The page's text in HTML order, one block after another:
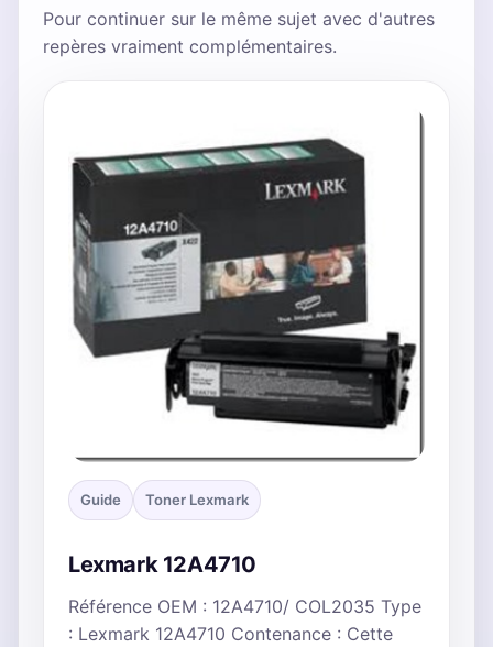
Pour continuer sur le même sujet avec d'autres
repères vraiment complémentaires.
Guide Toner Lexmark
Lexmark 12A4710
Référence OEM : 12A4710/ COL2035 Type
: Lexmark 12A4710 Contenance : Cette